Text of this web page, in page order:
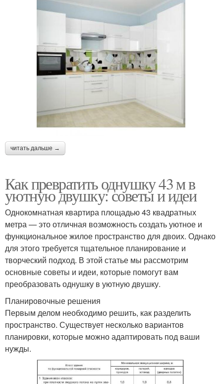
читать дальше →
Как превратить однушку 43 м в
уютную двушку: советы и идеи
Однокомнатная квартира площадью 43 квадратных
метра — это отличная возможность создать уютное и
функциональное жилое пространство для двоих. Однако
для этого требуется тщательное планирование и
творческий подход. В этой статье мы рассмотрим
основные советы и идеи, которые помогут вам
преобразовать однушку в уютную двушку.
Планировочные решения
Первым делом необходимо решить, как разделить
пространство. Существует несколько вариантов
планировки, которые можно адаптировать под ваши
нужды.